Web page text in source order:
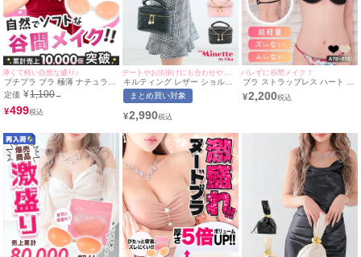
薄くて軽い自然な盛り♪
プチプラ ブラ 極薄 ナチュラル
ヌードブラ
定価 ¥1,100→
¥499
デートやお出掛けにも合わせやすい♡
キルティング レザー ショルダ
ー バッグ | myMinette/マイミ
ネット
まとめ買い対象
¥2,990
バレずに谷間メイク！
ブラ ストラップレス ハート 滑
り止めつき ヌードブラ
(A/B/C/D/E)
¥2,200